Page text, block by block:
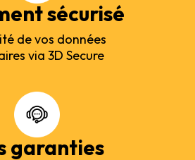
sécurisé
de vos données
via 3D Secure
garanties